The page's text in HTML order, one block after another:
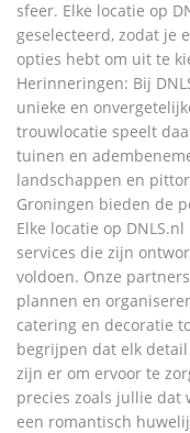
sfeer. Elke locatie op
geselecteerd, zodat je
opties hebt om uit te
Herinneringen: Bij
unieke en
trouwlocatie speelt
tuinen en
landschappen en
Groningen bieden de
Elke locatie op
services die zijn
voldoen. Onze
plannen en
catering en decoratie
begrijpen dat elk
zijn er om ervoor te
precies zoals jullie dat
een romantisch